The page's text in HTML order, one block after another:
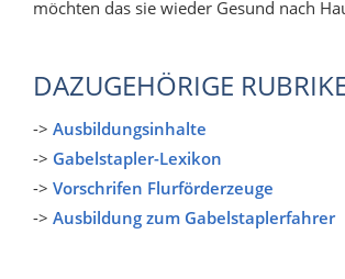
möchten das sie wieder Gesund nach
DAZUGEHÖRIGE
-> Ausbildungsinhalte
-> Gabelstapler-Lexikon
-> Vorschrifen Flurförderzeuge
-> Ausbildung zum Gabelstaplerfahrer